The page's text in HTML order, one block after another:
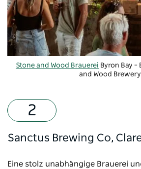
Stone and Wood Brauerei Byron Bay
and Wood Brewery
Sanctus Brewing Co,
Eine stolz unabhängige Brauerei